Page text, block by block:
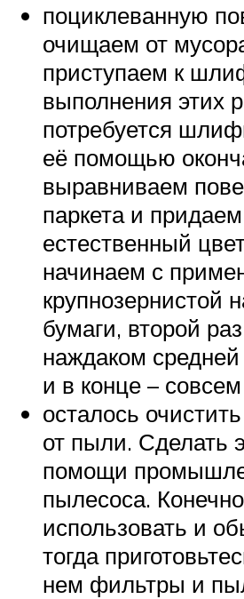
поциклеванную
очищаем от
приступаем к
выполнения этих
потребуется
её помощью
выравниваем
паркета и
естественный
начинаем с
крупнозернистой
бумаги, второй
наждаком средней
и в конце –
осталось
от пыли. Сделать
помощи
пылесоса.
использовать и
тогда
нем фильтры и